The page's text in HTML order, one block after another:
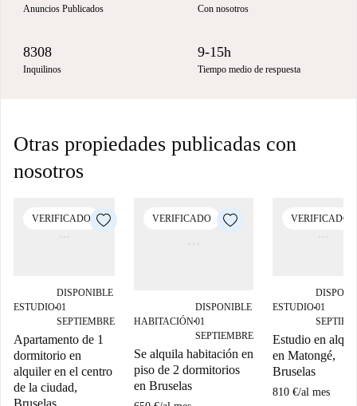
Anuncios Publicados Con nosotros
8308
Inquilinos
9-15h
Tiempo medio de respuesta
Otras propiedades publicadas con
nosotros
VERIFICADO
ESTUDIO■
DISPONIBLE
01
SEPTIEMBRE
Apartamento de 1
dormitorio en
alquiler en el centro
de la ciudad,
VERIFICADO
HABITACIÓN■
DISPONIBLE
01
SEPTIEMBRE
Se alquila habitación en
piso de 2 dormitorios
en Bruselas
VERIFICADO
ESTUDIO■01
Estudio en
en Matongé,
Bruselas
810 €/al mes